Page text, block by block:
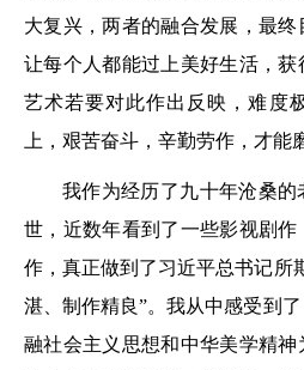
大复兴，两者的融合发展，最终
让每个人都能过上美好生活，
艺术若要对此作出反映，难度
上，艰苦奋斗，辛勤劳作，才能
我作为经历了九十年沧桑
世，近数年看到了一些影视剧
作，真正做到了习近平总书记所
湛、制作精良”。我从中感受到
融社会主义思想和中华美学精